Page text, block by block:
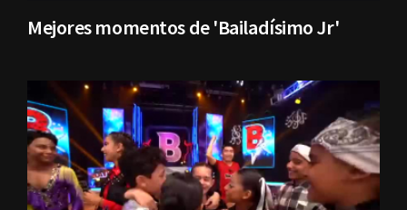
Mejores momentos de 'Bailadísimo Jr'